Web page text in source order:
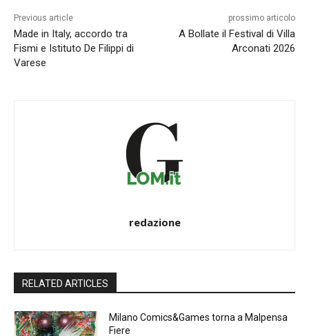
Previous article
Made in Italy, accordo tra
Fismi e Istituto De Filippi di
Varese
prossimo articolo
A Bollate il Festival di Villa
Arconati 2026
redazione
RELATED ARTICLES
Milano Comics&Games torna a Malpensa
Fiere